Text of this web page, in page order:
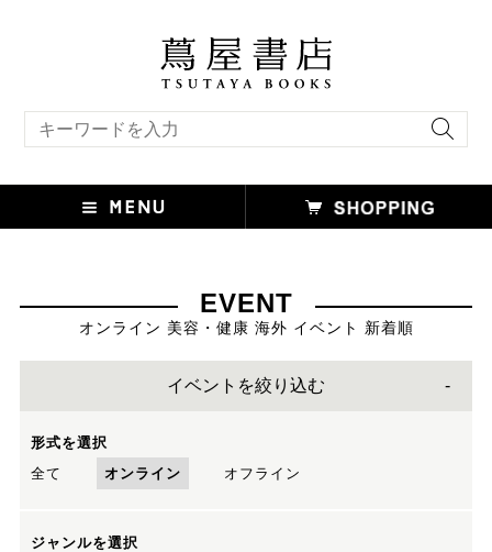
EVENT
オンライン 美容・健康 海外 イベント 新着順
イベントを絞り込む
形式を選択
全て
オンライン オフライン
ジャンルを選択